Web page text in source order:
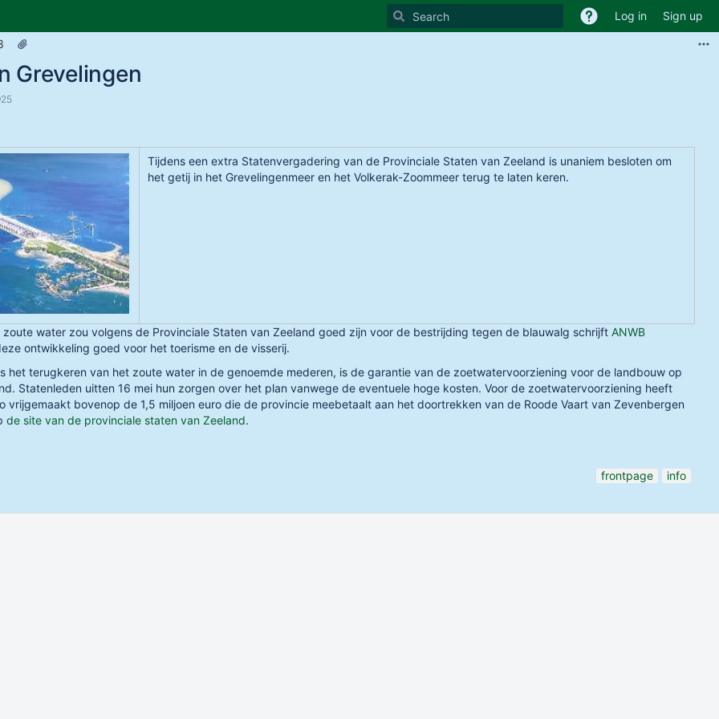
Log in Sign up
Skip
end
banner
start
Grevelingen
Tijdens een extra Statenvergadering van de Provinciale Staten van Zeeland is unaniem besloten om
het getij in het Grevelingenmeer en het Volkerak-Zoommeer terug te laten keren.
water zou volgens de Provinciale Staten van Zeeland goed zijn voor de bestrijding tegen de blauwalg schrijft ANWB
ontwikkeling goed voor het toerisme en de visserij.
het terugkeren van het zoute water in de genoemde mederen, is de garantie van de zoetwatervoorziening voor de landbouw op
Statenleden uitten 16 mei hun zorgen over het plan vanwege de eventuele hoge kosten. Voor de zoetwatervoorziening heeft
vrijgemaakt bovenop de 1,5 miljoen euro die de provincie meebetaalt aan het doortrekken van de Roode Vaart van Zevenbergen
de site van de provinciale staten van Zeeland.
frontpage info